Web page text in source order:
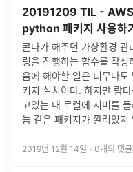
20191209 TIL -
python 패키지 사용하기
콘다가 해주던 가상환경
링을 진행하는 함수를 작
음에 해야할 일은 너무나
키지 설치이다. 하지만 람
고있는 내 로컬에 서버를
늄 같은 패키지가 깔려있지
2019년 12월 14일 · 0개의 댓글